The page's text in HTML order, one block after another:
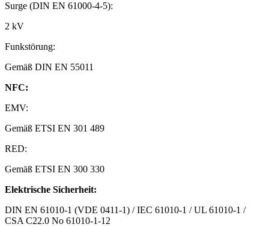
Surge (DIN EN 61000-4-5):
2 kV
Funkstörung:
Gemäß DIN EN 55011
NFC:
EMV:
Gemäß ETSI EN 301 489
RED:
Gemäß ETSI EN 300 330
Elektrische Sicherheit:
DIN EN 61010-1 (VDE 0411-1) / IEC 61010-1 / UL 61010-1 /
CSA C22.0 No 61010-1-12